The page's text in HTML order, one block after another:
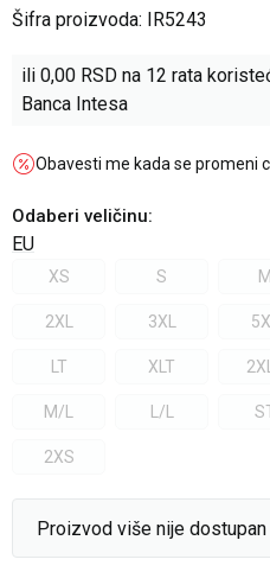
Šifra proizvoda: IR5243
ili 0,00 RSD na 12 rata
Banca Intesa
Obavesti me kada se promeni
Odaberi veličinu:
EU
XS
S M
2XL 3XL 5XL
LT XLT
M/L L/L
2XS
Proizvod više nije dostupan